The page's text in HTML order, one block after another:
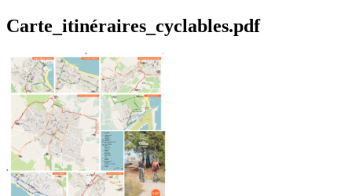
Carte_itinéraires_cyclables.pdf